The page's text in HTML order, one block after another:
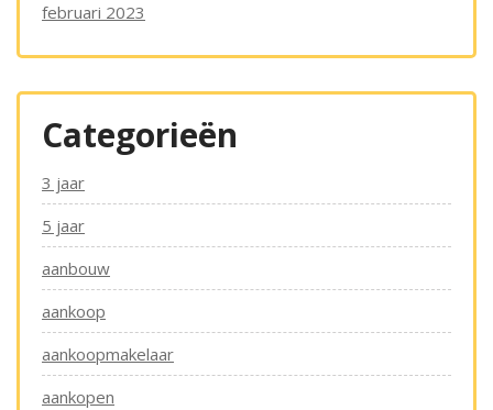
februari 2023
Categorieën
3 jaar
5 jaar
aanbouw
aankoop
aankoopmakelaar
aankopen